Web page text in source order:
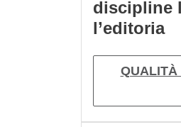
discipline
l’editoria
QUALITÀ